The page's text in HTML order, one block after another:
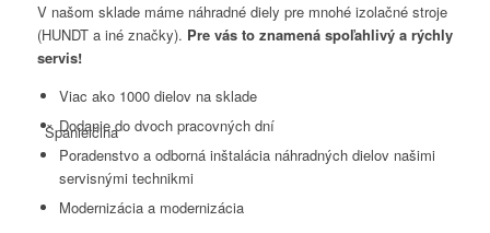
Španielčina
V našom sklade máme náhradné diely pre mnohé izolačné stroje
(HUNDT a iné značky). Pre vás to znamená spoľahlivý a rýchly
servis!
Viac ako 1000 dielov na sklade
Dodanie do dvoch pracovných dní
Poradenstvo a odborná inštalácia náhradných dielov našimi
servisnými technikmi
Modernizácia a modernizácia